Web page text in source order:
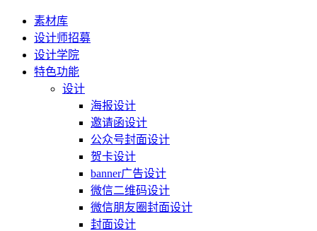
素材库
设计师招募
设计学院
特色功能
设计
海报设计
邀请函设计
公众号封面设计
贺卡设计
banner广告设计
微信二维码设计
微信朋友圈封面设计
封面设计